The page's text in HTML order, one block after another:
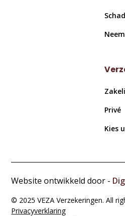
Privé
Kies
© 2025 VEZA Verzekeringen. All
Privacyverklaring
Website ontwikkeld door -